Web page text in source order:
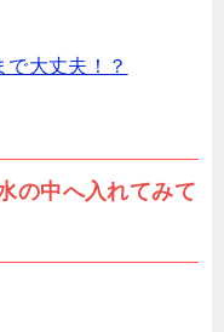
大丈夫！？
の中へ入れてみて